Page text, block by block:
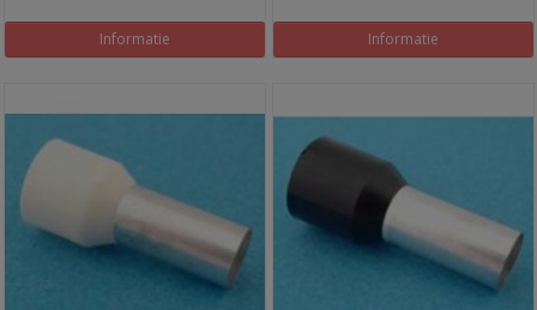
Informatie Informatie